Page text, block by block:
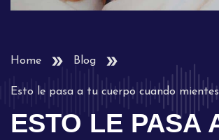
Home Blog
Esto le pasa a tu cuerpo cuando mientes
ESTO LE PASA